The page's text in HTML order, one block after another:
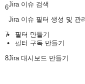
6Jira 이슈 검색
7
Jira 이슈 필터 생성 및 관
필터 만들기
필터 구독 만들기
8Jira 대시보드 만들기